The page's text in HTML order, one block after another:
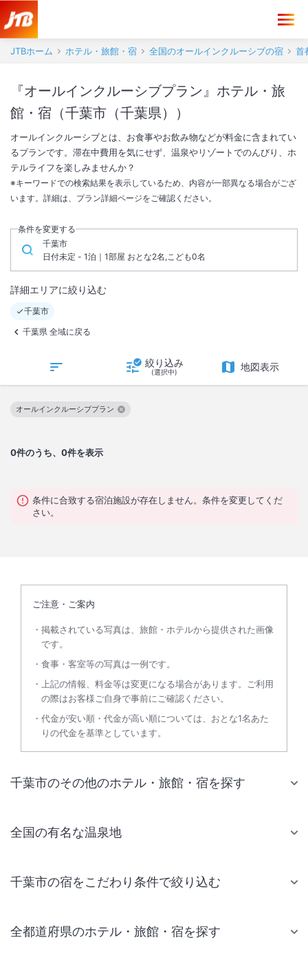
JTBホーム ホテル・旅館・宿 全国のオールインクルーシブの宿 首
『オールインクルーシブプラン』ホテル・旅
館・宿（千葉市（千葉県））
オールインクルーシブとは、お食事やお飲み物などが料金に含まれてい
るプランです。滞在中費用を気にせず、温泉やリゾートでのんびり、ホ
テルライフを楽しみませんか？
※キーワードでの検索結果を表示しているため、内容が一部異なる場合がござ
います。詳細は、プラン詳細ページをご確認ください。
条件を変更する
千葉市
日付未定 - 1泊｜1部屋 おとな2名,こども0名
詳細エリアに絞り込む
千葉市
千葉県 全域に戻る
絞り込み
(選択中) 地図表示
0件のうち、0件を表示
オールインクルーシブプラン
この絞り込み条件を解除
条件に合致する宿泊施設が存在しません。条件を変更してくだ
さい。
ご注意・ご案内
掲載されている写真は、旅館・ホテルから提供された画像
です。
食事・客室等の写真は一例です。
上記の情報、料金等は変更になる場合があります。ご利用
の際はお客様ご自身で事前にご確認ください。
代金が安い順・代金が高い順については、おとな1名あた
りの代金を基準としています。
千葉市のその他のホテル・旅館・宿を探す
全国の有名な温泉地
千葉市の宿をこだわり条件で絞り込む
全都道府県のホテル・旅館・宿を探す